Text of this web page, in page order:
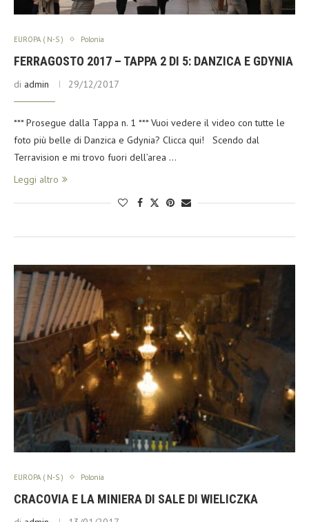
EUROPA ( N-S ) Polonia
FERRAGOSTO 2017 – TAPPA 2 DI 5: DANZICA E GDYNIA
di admin 29/12/2017
*** Prosegue dalla Tappa n. 1 *** Vuoi vedere il video con tutte le
foto più belle di Danzica e Gdynia? Clicca qui! Scendo dal
Terravision e mi trovo fuori dell’area …
Leggi altro
EUROPA ( N-S ) Polonia
CRACOVIA E LA MINIERA DI SALE DI WIELICZKA